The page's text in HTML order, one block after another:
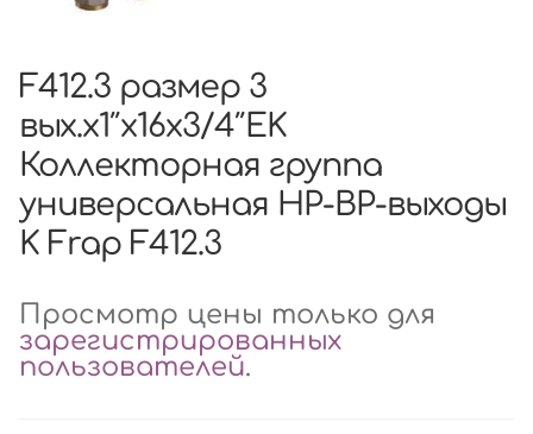
F412.3 размер 3
вых.x1″x16x3/4″EK
Коллекторная группа
универсальная НР-ВР-выходы
K Frap F412.3
Просмотр цены только для
зарегистрированных
пользователей.